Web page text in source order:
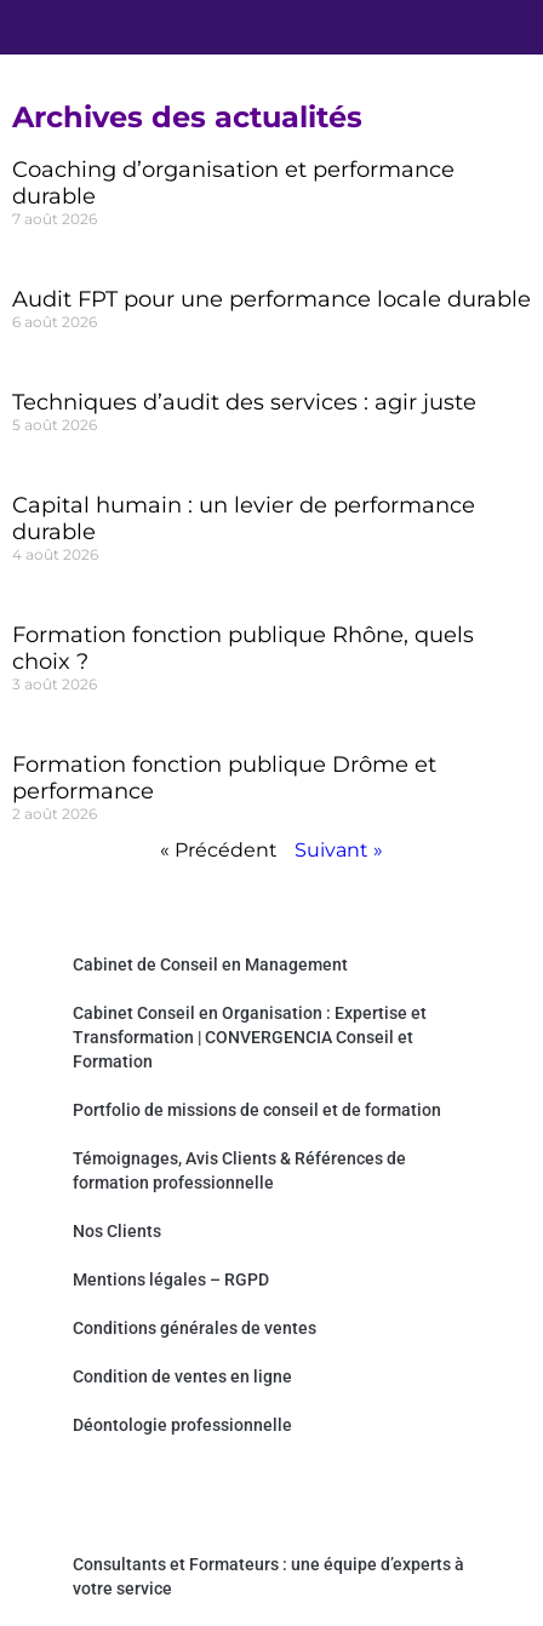
Archives des actualités
Coaching d’organisation et performance
durable
7 août 2026
Audit FPT pour une performance locale durable
6 août 2026
Techniques d’audit des services : agir juste
5 août 2026
Capital humain : un levier de performance
durable
4 août 2026
Formation fonction publique Rhône, quels
choix ?
3 août 2026
Formation fonction publique Drôme et
performance
2 août 2026
« Précédent Suivant »
Cabinet de Conseil en Management
Cabinet Conseil en Organisation : Expertise et
Transformation | CONVERGENCIA Conseil et
Formation
Portfolio de missions de conseil et de formation
Témoignages, Avis Clients & Références de
formation professionnelle
Nos Clients
Mentions légales – RGPD
Conditions générales de ventes
Condition de ventes en ligne
Déontologie professionnelle
Consultants et Formateurs : une équipe d’experts à
votre service